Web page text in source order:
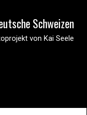
Schweizen
von Kai Seele